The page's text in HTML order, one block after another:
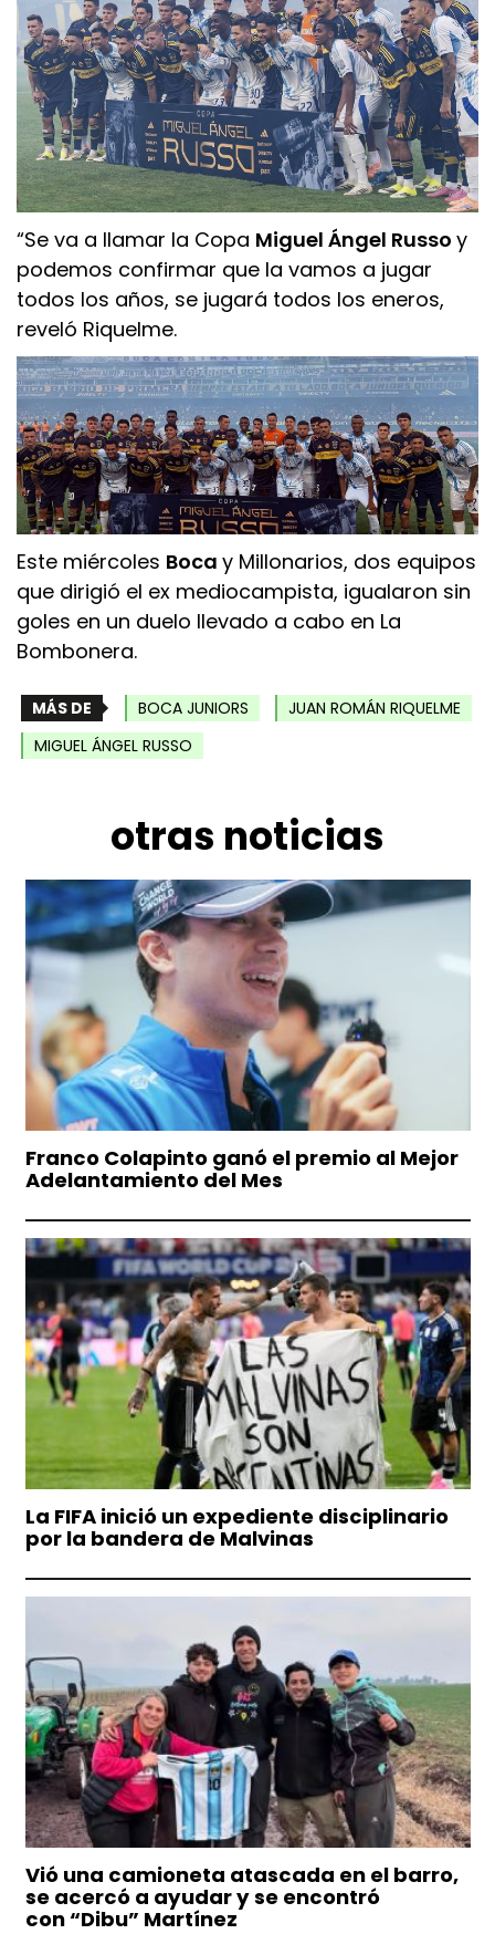
“Se va a llamar la Copa Miguel Ángel Russo y
podemos confirmar que la vamos a jugar
todos los años, se jugará todos los eneros,
reveló Riquelme.
Este miércoles Boca y Millonarios, dos equipos
que dirigió el ex mediocampista, igualaron sin
goles en un duelo llevado a cabo en La
Bombonera.
MÁS DE BOCA JUNIORS
JUAN ROMÁN RIQUELME
MIGUEL ÁNGEL RUSSO
otras noticias
Franco Colapinto ganó el premio al Mejor
Adelantamiento del Mes
La FIFA inició un expediente disciplinario
por la bandera de Malvinas
Vió una camioneta atascada en el barro,
se acercó a ayudar y se encontró
con “Dibu” Martínez